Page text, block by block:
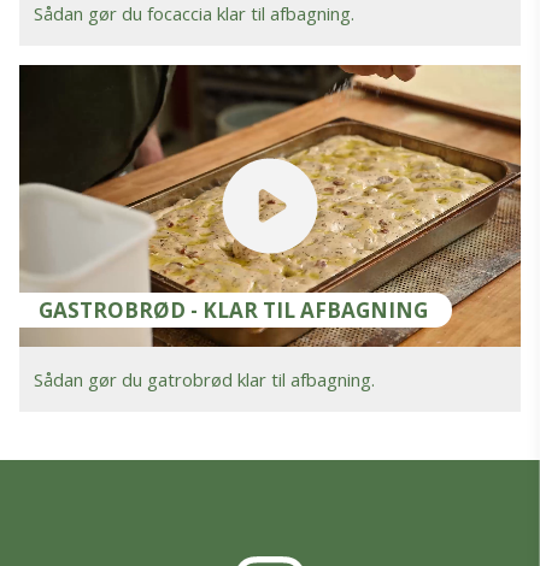
Sådan gør du focaccia klar til afbagning.
GASTROBRØD - KLAR TIL AFBAGNING
Sådan gør du gatrobrød klar til afbagning.